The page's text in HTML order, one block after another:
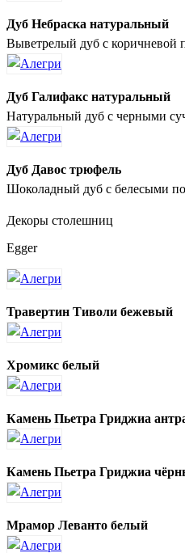
Дуб Небраска натуральный
Выветрелый дуб с коричневой
Дуб Галифакс натуральный
Натуральный дуб с черными
Дуб Давос трюфель
Шоколадный дуб с белесыми
Декоры столешниц
Egger
Травертин Тиволи бежевый
Хромикс белый
Камень Пьетра Гриджиа
Камень Пьетра Гриджиа
Мрамор Леванто белый